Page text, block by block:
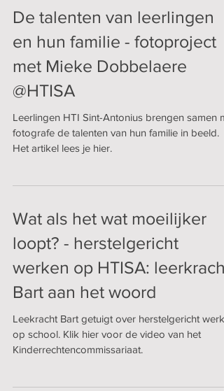
De talenten van leerlingen
en hun familie - fotoproject
met Mieke Dobbelaere
@HTISA
Leerlingen HTI Sint-Antonius brengen samen
fotografe de talenten van hun familie in beeld.
Het artikel lees je hier.
Wat als het wat moeilijker
loopt? - herstelgericht
werken op HTISA: leerkracht
Bart aan het woord
Leekracht Bart getuigt over herstelgericht
op school. Klik hier voor de video van het
Kinderrechtencommissariaat.